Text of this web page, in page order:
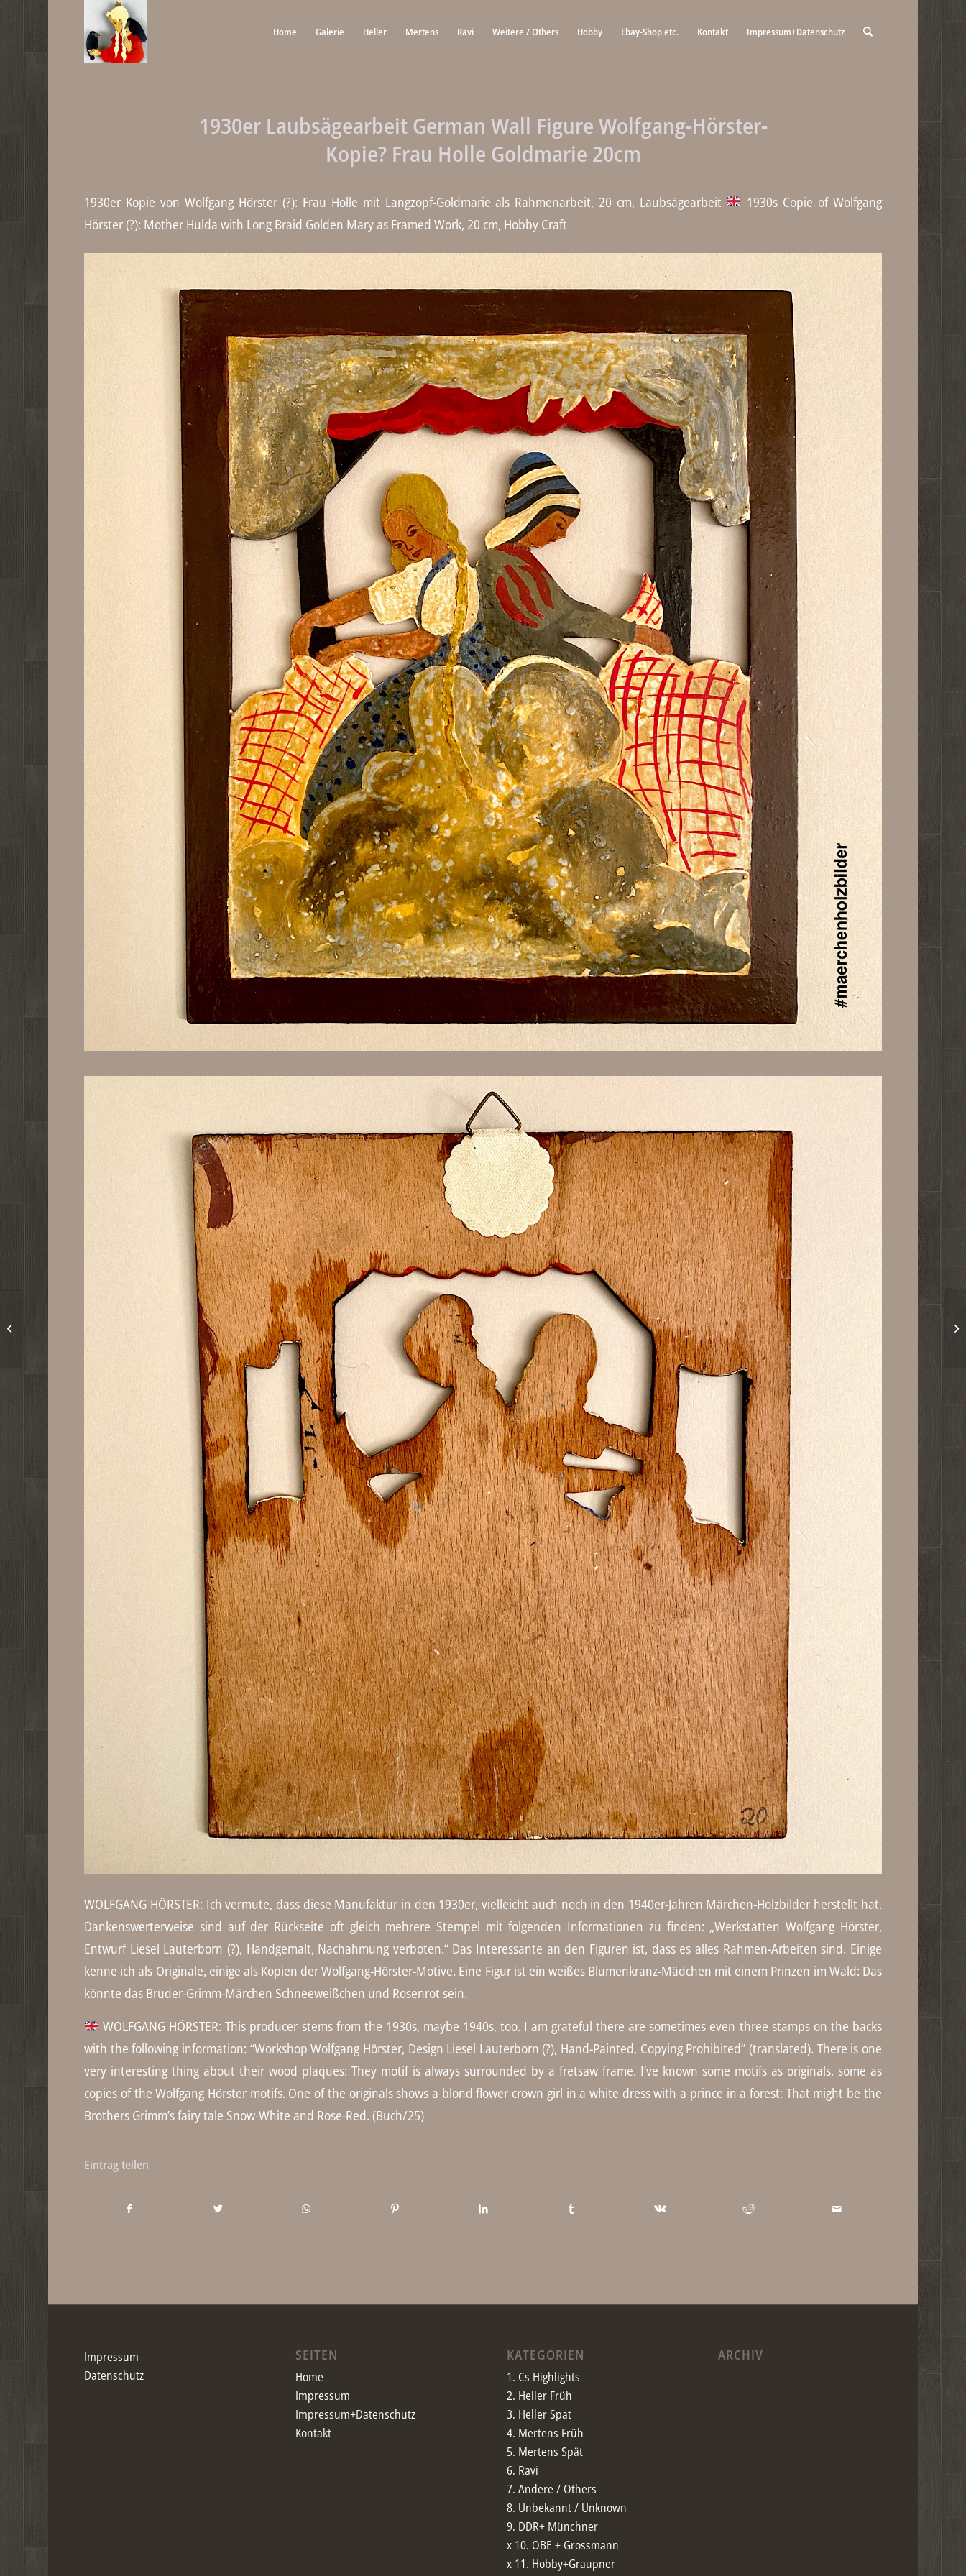
Home Galerie Heller Mertens Ravi Weitere / Others Hobby Ebay-Shop etc. Kontakt Impressum+Datenschutz
1930er Laubsägearbeit German Wall Figure Wolfgang-Hörster-
Kopie? Frau Holle Goldmarie 20cm
1930er Kopie von Wolfgang Hörster (?): Frau Holle mit Langzopf-Goldmarie als Rahmenarbeit, 20 cm, Laubsägearbeit
1930s Copie of Wolfgang
Hörster (?): Mother Hulda with Long Braid Golden Mary as Framed Work, 20 cm, Hobby Craft
WOLFGANG HÖRSTER: Ich vermute, dass diese Manufaktur in den 1930er, vielleicht auch noch in den 1940er-Jahren Märchen-Holzbilder herstellt hat.
Dankenswerterweise sind auf der Rückseite oft gleich mehrere Stempel mit folgenden Informationen zu finden: „Werkstätten Wolfgang Hörster,
Entwurf Liesel Lauterborn (?), Handgemalt, Nachahmung verboten.“ Das Interessante an den Figuren ist, dass es alles Rahmen-Arbeiten sind. Einige
kenne ich als Originale, einige als Kopien der Wolfgang-Hörster-Motive. Eine Figur ist ein weißes Blumenkranz-Mädchen mit einem Prinzen im Wald: Das
könnte das Brüder-Grimm-Märchen Schneeweißchen und Rosenrot sein.
WOLFGANG HÖRSTER: This producer stems from the 1930s, maybe 1940s, too. I am grateful there are sometimes even three stamps on the backs
with the following information: “Workshop Wolfgang Hörster, Design Liesel Lauterborn (?), Hand-Painted, Copying Prohibited” (translated). There is one
very interesting thing about their wood plaques: They motif is always surrounded by a fretsaw frame. I’ve known some motifs as originals, some as
copies of the Wolfgang Hörster motifs. One of the originals shows a blond flower crown girl in a white dress with a prince in a forest: That might be the
Brothers Grimm’s fairy tale Snow-White and Rose-Red. (Buch/25)
Eintrag teilen
Impressum
Datenschutz
SEITEN
Home
Impressum
Impressum+Datenschutz
Kontakt
KATEGORIEN
1. Cs Highlights
2. Heller Früh
3. Heller Spät
4. Mertens Früh
5. Mertens Spät
6. Ravi
7. Andere / Others
8. Unbekannt / Unknown
9. DDR+ Münchner
x 10. OBE + Grossmann
x 11. Hobby+Graupner
ARCHIV